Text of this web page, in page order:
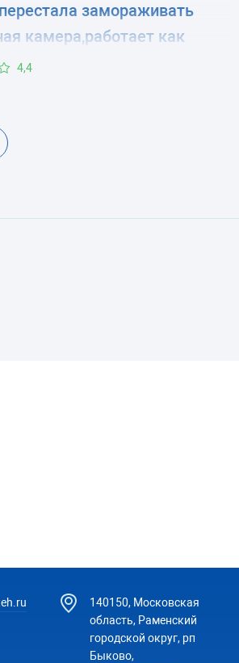
замораживать
камера,работает как
4,4
140150, Московская
область, Раменский
городской округ, рп
Быково,